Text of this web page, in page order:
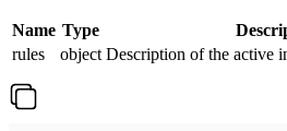
Name Type
rules
object Description of the active